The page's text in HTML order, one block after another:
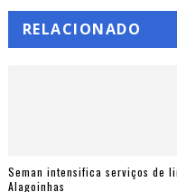
RELACIONADO
Seman intensifica serviços de
Alagoinhas